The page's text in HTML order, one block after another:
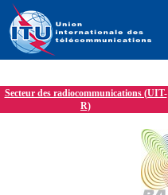
Secteur des radiocommunications (UIT-
R)